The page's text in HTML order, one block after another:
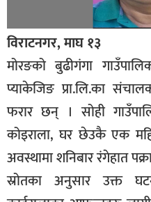
विराटनगर, माघ १३
मोरङको बुढीगंगा
प्याकेजिङ प्रा.लि.का
फरार छन् । सोही
कोइराला, घर छेउकै एक
अवस्थामा शनिबार रंगेहात
स्रोतका अनुसार उक्त